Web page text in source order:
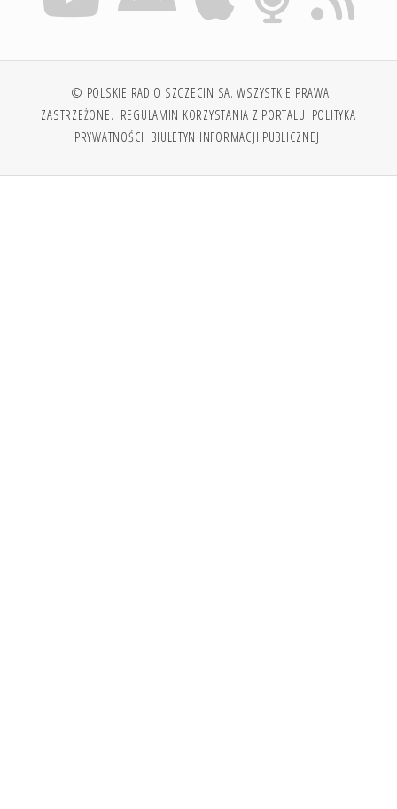
© POLSKIE RADIO SZCZECIN SA. WSZYSTKIE PRAWA
ZASTRZEŻONE. REGULAMIN KORZYSTANIA Z PORTALU POLITYKA
PRYWATNOŚCI BIULETYN INFORMACJI PUBLICZNEJ